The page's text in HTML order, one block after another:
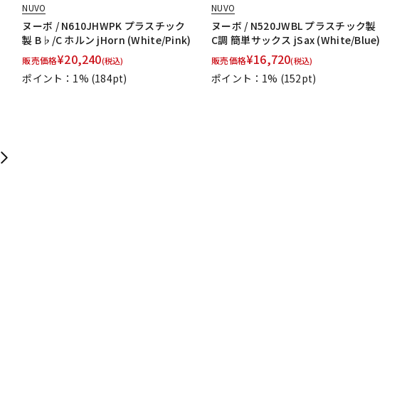
NUVO
ヌーボ / N610JHWPK プラスチック
製 B♭/C ホルン jHorn (White/Pink)
販売価格¥20,240(税込)
ポイント：1% (184pt)
NUVO
ヌーボ / N520JWBL プラスチック製
C調 簡単サックス jSax (White/Blue)
販売価格¥16,720(税込)
ポイント：1% (152pt)